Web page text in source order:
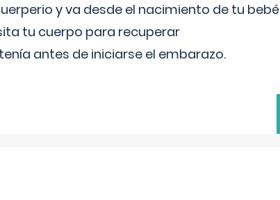
y va desde el nacimiento de tu bebé
tu cuerpo para recuperar
antes de iniciarse el embarazo.